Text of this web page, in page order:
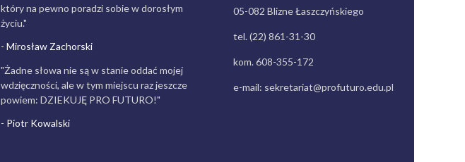
który na pewno poradzi sobie w dorosłym
życiu."
- Mirosław Zachorski
"Żadne słowa nie są w stanie oddać mojej
wdzięczności, ale w tym miejscu raz jeszcze
powiem: DZIEKUJĘ PRO FUTURO!"
- Piotr Kowalski
05-082 Blizne Łaszczyńskiego
tel. (22) 861-31-30
kom. 608-355-172
e-mail: sekretariat@profuturo.edu.pl